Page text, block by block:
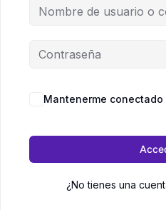
Mantenerme conectado
¿No tienes una